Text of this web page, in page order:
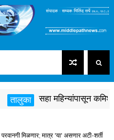
तालुका सहा महिन्यांपासून कमिशन
मिळणार; मात्र 'या' असणार अटी-शर्ती